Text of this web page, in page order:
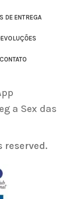
DE ENTREGA
CONTATO
a Sex das
reserved.